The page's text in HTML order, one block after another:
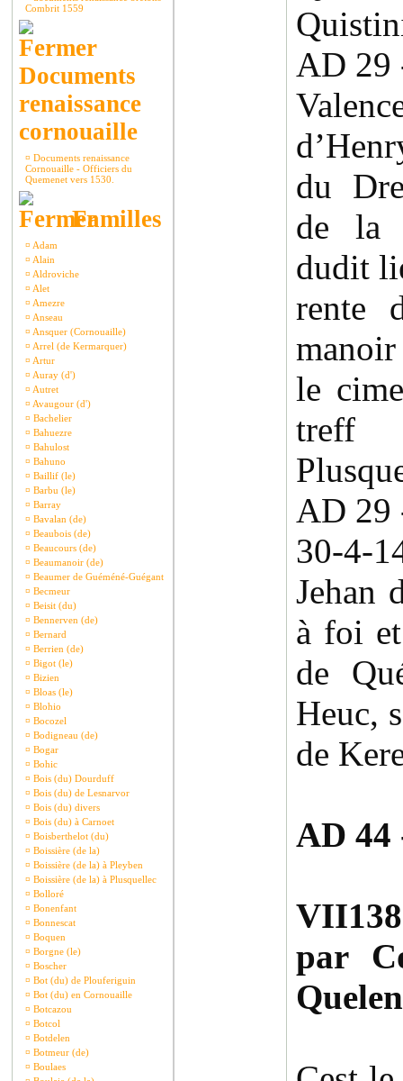
Combrit 1559
Documents
renaissance
cornouaille
¤ Documents renaissance
Cornouaille - Officiers du
Quemenet vers 1530.
Familles
¤ Adam
¤ Alain
¤ Aldroviche
¤ Alet
¤ Amezre
¤ Anseau
¤ Ansquer (Cornouaille)
¤ Arrel (de Kermarquer)
¤ Artur
¤ Auray (d')
¤ Autret
¤ Avaugour (d')
¤ Bachelier
¤ Bahuezre
¤ Bahulost
¤ Bahuno
¤ Baillif (le)
¤ Barbu (le)
¤ Barray
¤ Bavalan (de)
¤ Beaubois (de)
¤ Beaucours (de)
¤ Beaumanoir (de)
¤ Beaumer de Guéméné-Guégant
¤ Becmeur
¤ Beisit (du)
¤ Bennerven (de)
¤ Bernard
¤ Berrien (de)
¤ Bigot (le)
¤ Bizien
¤ Bloas (le)
¤ Blohio
¤ Bocozel
¤ Bodigneau (de)
¤ Bogar
¤ Bohic
¤ Bois (du) Dourduff
¤ Bois (du) de Lesnarvor
¤ Bois (du) divers
¤ Bois (du) à Carnoet
¤ Boisberthelot (du)
¤ Boissière (de la)
¤ Boissière (de la) à Pleyben
¤ Boissière (de la) à Plusquellec
¤ Bolloré
¤ Bonenfant
¤ Bonnescat
¤ Boquen
¤ Borgne (le)
¤ Boscher
¤ Bot (du) de Plouferiguin
¤ Bot (du) en Cornouaille
¤ Botcazou
¤ Botcol
¤ Botdelen
¤ Botmeur (de)
¤ Boulaes
AD 29
du
de la
dudit
rente
le
treff
AD 29
30-4-
Jehan
à foi
de
Heuc,
de
AD 44
par
Quelen